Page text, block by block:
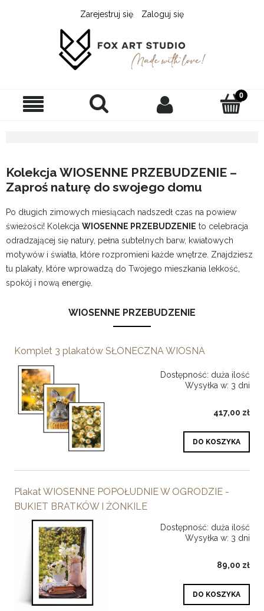
Zarejestruj się Zaloguj się
Kolekcja WIOSENNE PRZEBUDZENIE –
Zaproś naturę do swojego domu
Po długich zimowych miesiącach nadszedł czas na powiew
świeżości! Kolekcja WIOSENNE PRZEBUDZENIE to celebracja
odradzającej się natury, pełna subtelnych barw, kwiatowych
motywów i światła, które rozpromieni każde wnętrze. Znajdziesz
tu plakaty, które wprowadzą do Twojego mieszkania lekkość,
spokój i nową energię.
WIOSENNE PRZEBUDZENIE
Komplet 3 plakatów SŁONECZNA WIOSNA
Dostępność: duża ilość
Wysyłka w: 3 dni
417,00 zł
DO KOSZYKA
Plakat WIOSENNE POPOŁUDNIE W OGRODZIE -
BUKIET BRATKÓW I ŻONKILE
Dostępność: duża ilość
Wysyłka w: 3 dni
89,00 zł
DO KOSZYKA